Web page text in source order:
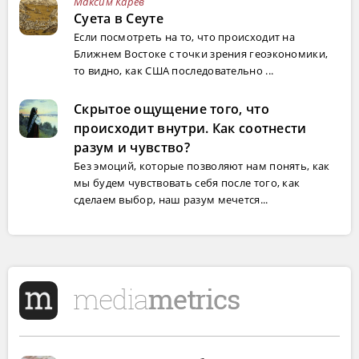
Суета в Сеуте
Если посмотреть на то, что происходит на
Ближнем Востоке с точки зрения геоэкономики,
то видно, как США последовательно ...
Скрытое ощущение того, что
происходит внутри. Как соотнести
разум и чувство?
Без эмоций, которые позволяют нам понять, как
мы будем чувствовать себя после того, как
сделаем выбор, наш разум мечется...